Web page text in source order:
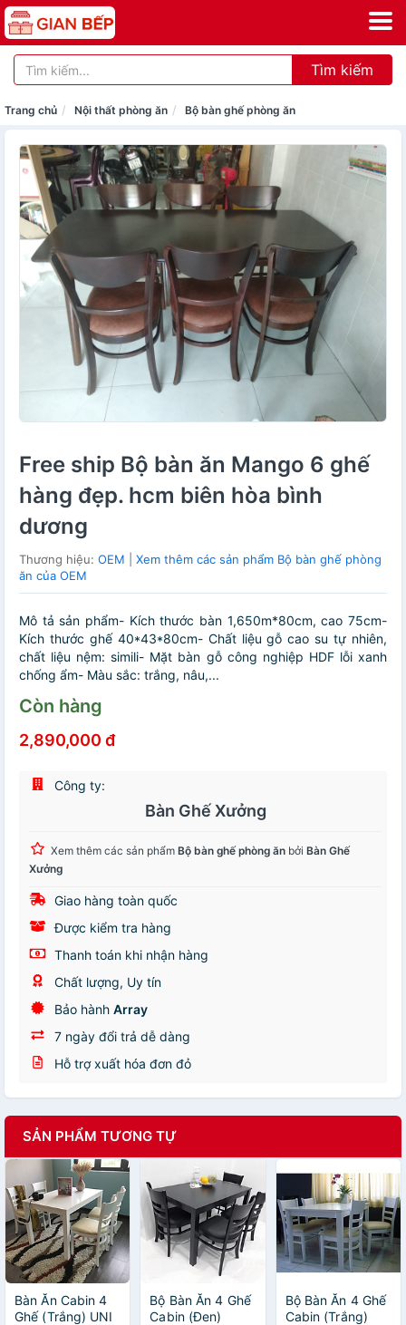
Tìm kiếm
Trang chủ Nội thất phòng ăn Bộ bàn ghế phòng ăn
Free ship Bộ bàn ăn Mango 6 ghế
hàng đẹp. hcm biên hòa bình
dương
Thương hiệu: OEM
Xem thêm các sản phẩm Bộ bàn ghế phòng
ăn của OEM
Mô tả sản phẩm- Kích thước bàn 1,650m*80cm, cao 75cm-
Kích thước ghế 40*43*80cm- Chất liệu gỗ cao su tự nhiên,
chất liệu nệm: simili- Mặt bàn gỗ công nghiệp HDF lỗi xanh
chống ẩm- Màu sắc: trắng, nâu,...
Còn hàng
2,890,000 đ
Công ty:
Bàn Ghế Xưởng
Xem thêm các sản phẩm Bộ bàn ghế phòng ăn bởi Bàn Ghế
Xưởng
Giao hàng toàn quốc
Được kiểm tra hàng
Thanh toán khi nhận hàng
Chất lượng, Uy tín
Bảo hành Array
7 ngày đổi trả dễ dàng
Hỗ trợ xuất hóa đơn đỏ
SẢN PHẨM TƯƠNG TỰ
Bàn Ăn Cabin 4
Ghế (Trắng) UNI
Bộ Bàn Ăn 4 Ghế
Cabin (Đen)
Bộ Bàn Ăn 4 Ghế
Cabin (Trắng)